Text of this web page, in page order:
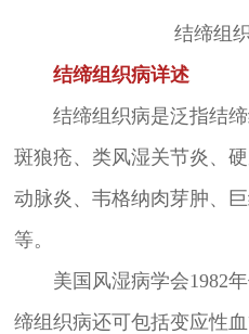
结缔组
结缔组织病详述
结缔组织病是泛指结缔
斑狼疮、类风湿关节炎、
动脉炎、韦格纳肉芽肿、
等。
美国风湿病学会1982年
缔组织病还可包括变应性